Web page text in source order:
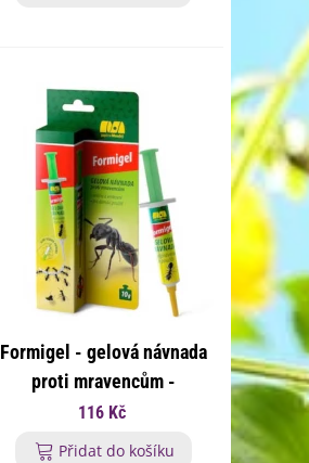
Formigel - gelová návnada
proti mravencům -
ochrana proti mravencům
- 10 g
116 Kč
Přidat do košíku